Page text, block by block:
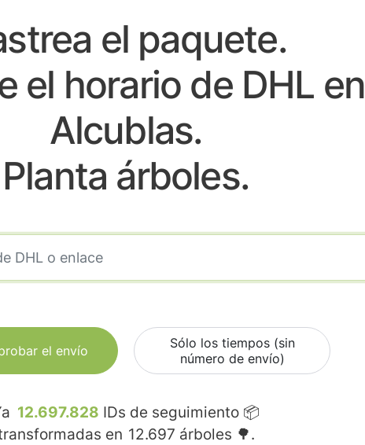
el paquete.
el horario de DHL en
Alcublas.
Planta árboles.
el envío
Sólo los tiempos (sin
número de envío)
12.697.828 IDs de seguimiento 📦
en 12.697 árboles 🌳.